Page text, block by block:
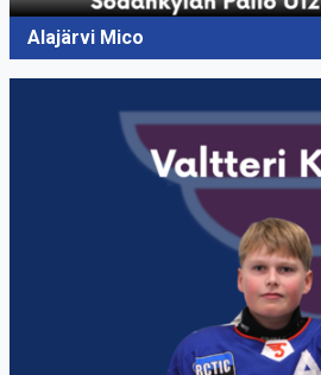
Alajärvi Mico